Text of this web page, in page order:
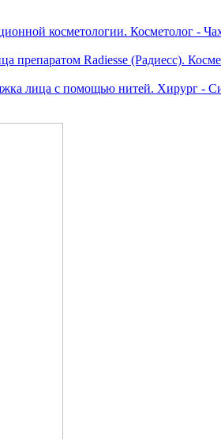
косметологии. Косметолог -
препаратом Radiesse (Радиесс).
лица с помощью нитей. Хирург -